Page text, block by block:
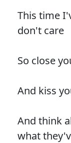
This time
don't care
So close
And kiss
And think
what